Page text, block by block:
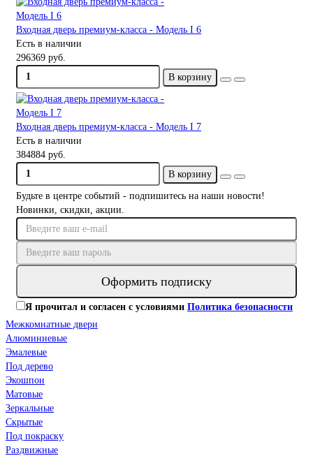
Входная дверь премиум-класса - Модель I 6
Есть в наличии
296369 руб.
В корзину
Входная дверь премиум-класса - Модель I 7
Есть в наличии
384884 руб.
В корзину
Будьте в центре событий - подпишитесь на наши новости!
Новинки, скидки, акции.
Оформить подписку
Я прочитал и согласен с условиями Политика безопасности
Межкомнатные двери
Алюминиевые
Эмалевые
Под дерево
Экошпон
Матовые
Зеркальные
Скрытые
Под покраску
Раздвижные